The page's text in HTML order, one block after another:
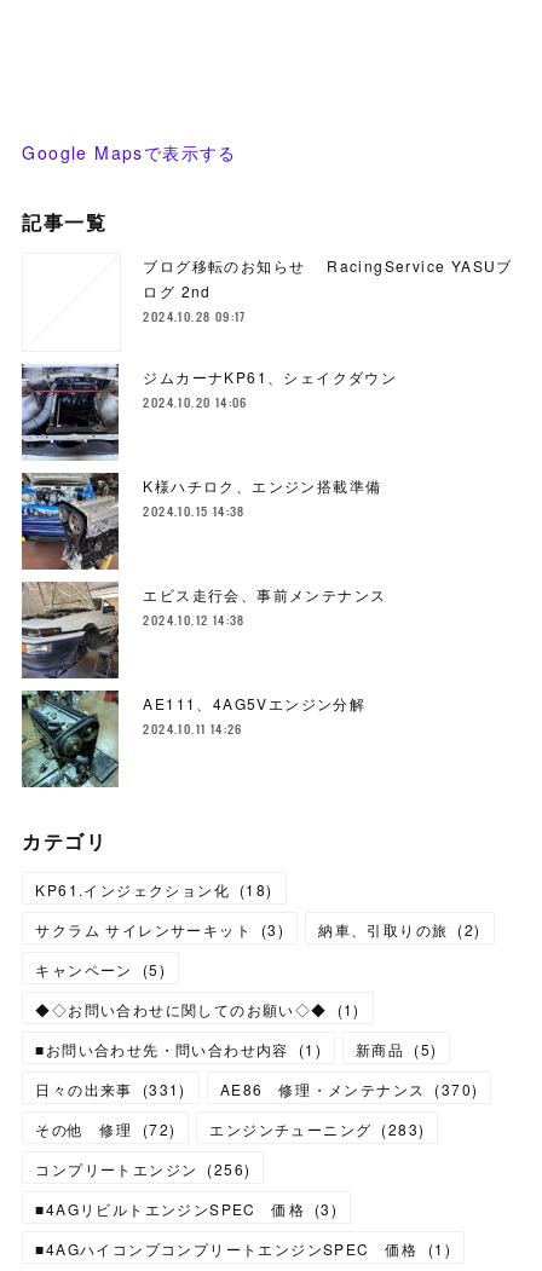
Google Mapsで表示する
記事一覧
ブログ移転のお知らせ RacingService YASUブ
ログ 2nd
2024.10.28 09:17
ジムカーナKP61、シェイクダウン
2024.10.20 14:06
K様ハチロク、エンジン搭載準備
2024.10.15 14:38
エビス走行会、事前メンテナンス
2024.10.12 14:38
AE111、4AG5Vエンジン分解
2024.10.11 14:26
カテゴリ
KP61.インジェクション化 (18)
サクラム サイレンサーキット
(3) 納車、引取りの旅 (2)
キャンペーン
(5)
◆◇お問い合わせに関してのお願い◇◆
(1)
■お問い合わせ先・問い合わせ内容
(1 ) 新商品 (5)
日々の出来事
(331) AE86 修理・メンテナンス (370)
その他 修理
(72) エンジンチューニング (283)
コンプリートエンジン
(256)
■4AGリビルトエンジンSPEC 価格 (3)
■4AGハイコンプコンプリートエンジンSPEC 価格
(1 )